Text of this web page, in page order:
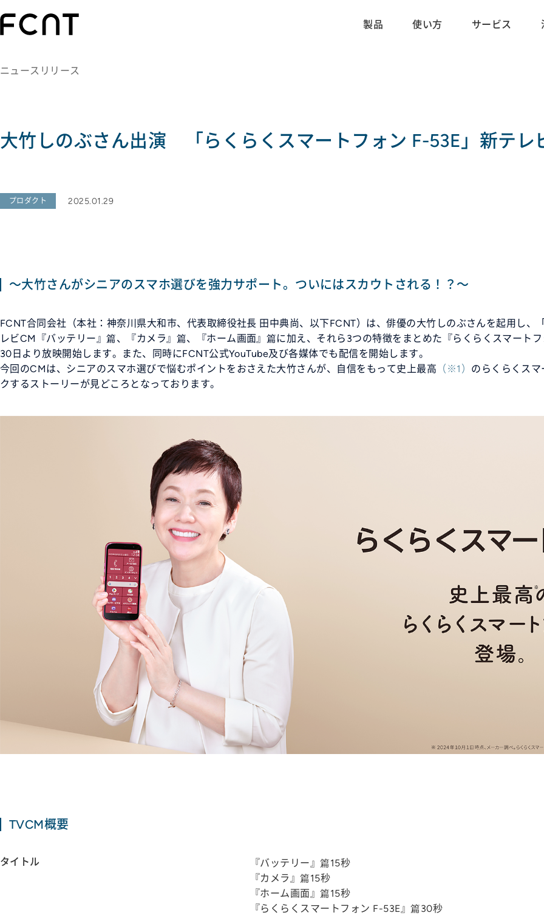
製品 使い方 サービス
ニュースリリース
大竹しのぶさん出演 「らくらくスマートフォン F-53E」新テレ
プロダクト 2025.01.29
～大竹さんがシニアのスマホ選びを強力サポート。ついにはスカウトされる！？～
FCNT合同会社（本社：神奈川県大和市、代表取締役社長 田中典尚、以下FCNT）は、俳優の大竹しのぶさんを起用し、
レビCM『バッテリー』篇、『カメラ』篇、『ホーム画面』篇に加え、それら3つの特徴をまとめた『らくらくスマート
30日より放映開始します。また、同時にFCNT公式YouTube及び各媒体でも配信を開始します。
今回のCMは、シニアのスマホ選びで悩むポイントをおさえた大竹さんが、自信をもって史上最高
※1
のらくらくス
クするストーリーが見どころとなっております。
TVCM概要
タイトル
『バッテリー』篇15秒
『カメラ』篇15秒
『ホーム画面』篇15秒
『らくらくスマートフォン F-53E』篇30秒